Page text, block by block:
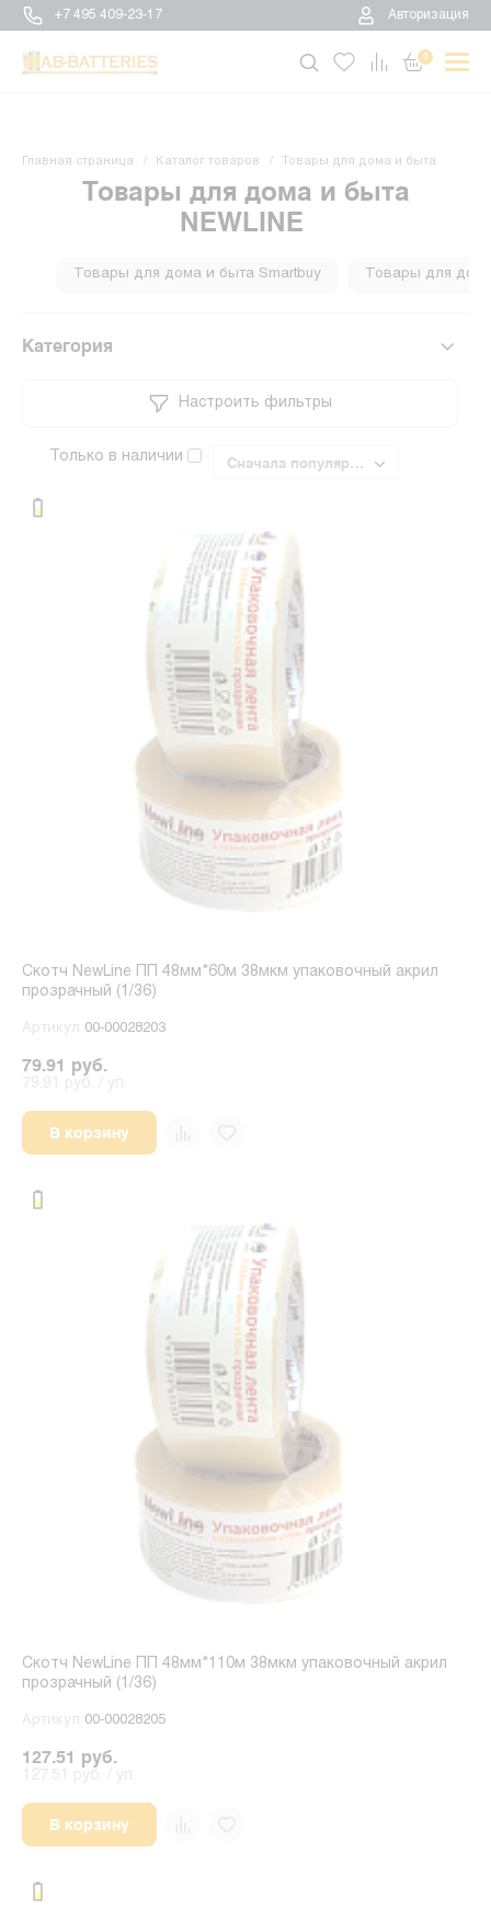
+7 495 409-23-17 Авторизация
0
Главная страница Каталог товаров Товары для дома и быта
Товары для дома и быта
NEWLINE
Товары для дома и быта Smartbuy Товары для
Категория
Настроить фильтры
Только в наличии Сначала популярные
Скотч NewLine ПП 48мм*60м 38мкм упаковочный акрил
прозрачный (1/36)
Артикул 00-00028203
79.91 руб.
В корзину
Скотч NewLine ПП 48мм*110м 38мкм упаковочный акрил
прозрачный (1/36)
Артикул 00-00028205
127.51 руб.
В корзину